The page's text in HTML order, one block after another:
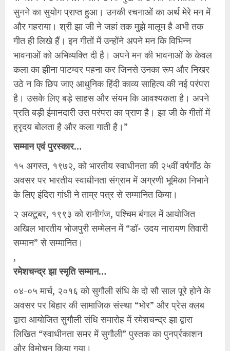
सुनने का सुयोग प्राप्त हुआ। उनकी रचनाओं का अर्थ मेरे मन में
और गहराया। श्री झा जी ने जहां तक मुझे मालूम है अभी तक
गीत ही लिखे हैं। इन गीतों में उन्होंने अपने मन कि विभिन्न
भावनाओं को अभिव्यक्ति दी है। अपने मन की भावनाओं के केवल
कला का झीना पाटम्वर पहना कर जिनसे उनका रूप और निखर
उठे न कि छिप जाए आधुनिक हिंदी काव्य साहित्य की नई परंपरा
है। उसके लिए बड़े साहस और संयम कि आवश्यकता है। अपने
प्रति बड़ी ईमानदारी उस परंपरा का प्राण है। झा जी के गीतों में
ह्रृदय बोलता है और कला गाती है।”
सम्मान एवं पुरस्कार…
१५ अगस्त, १९७२, को भारतीय स्वाधीनता की २५वीं वर्षगाँठ के
अवसर पर भारतीय स्वाधीनता संग्राम में अग्रणी भूमिका निभाने
के लिए इंदिरा गांधी ने ताम्र पत्र से सम्मानित किया।
२ अक्टूबर, १९९३ को रानीगंज, पश्चिम बंगाल में आयोजित
अखिल भारतीय भोजपुरी सम्मेलन में “डॉ॰ उदय नारायण तिवारी
सम्मान” से सम्मानित।
,
रमेशचन्द्र झा स्मृति सम्मान…
०४-०५ मार्च, २०१६ को सुगौली संधि के दो सौ साल पूरे होने के
अवसर पर बिहार की सामाजिक संस्था “भोर” और प्रेस क्लब
द्वारा आयोजित सुगौली संधि समारोह में रमेशचन्द्र झा द्वारा
लिखित “स्वाधीनता समर में सुगौली” पुस्तक का पुनर्प्रकाशन
और विमोचन किया गया।